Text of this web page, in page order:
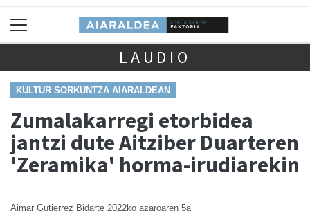
LAUDIO
KULTUR SORKUNTZA AIARALDEAN
Zumalakarregi etorbidea
jantzi dute Aitziber Duarteren
'Zeramika' horma-irudiarekin
Aimar Gutierrez Bidarte 2022ko azaroaren 5a